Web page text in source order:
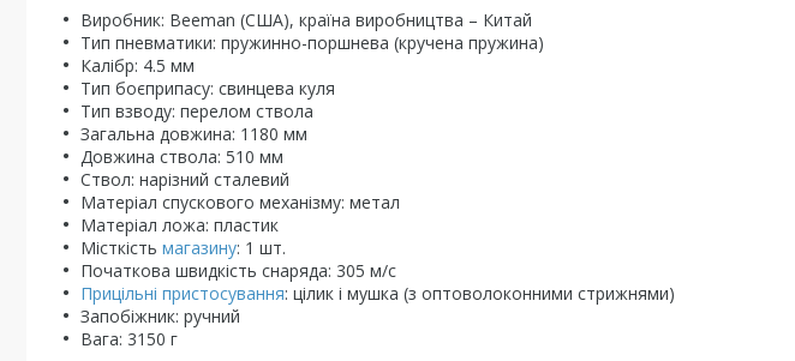
Виробник: Beeman (США), країна виробництва – Китай
Тип пневматики: пружинно-поршнева (кручена пружина)
Калібр: 4.5 мм
Тип боєприпасу: свинцева куля
Тип взводу: перелом ствола
Загальна довжина: 1180 мм
Довжина ствола: 510 мм
Ствол: нарізний сталевий
Матеріал спускового механізму: метал
Матеріал ложа: пластик
Місткість магазину: 1 шт.
Початкова швидкість снаряда: 305 м/с
Прицільні пристосування: цілик і мушка (з оптоволоконними стрижнями)
Запобіжник: ручний
Вага: 3150 г